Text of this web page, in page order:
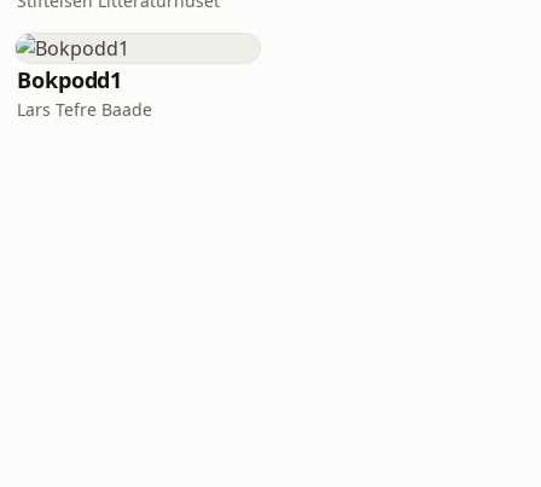
Bokpodd1
Lars Tefre Baade